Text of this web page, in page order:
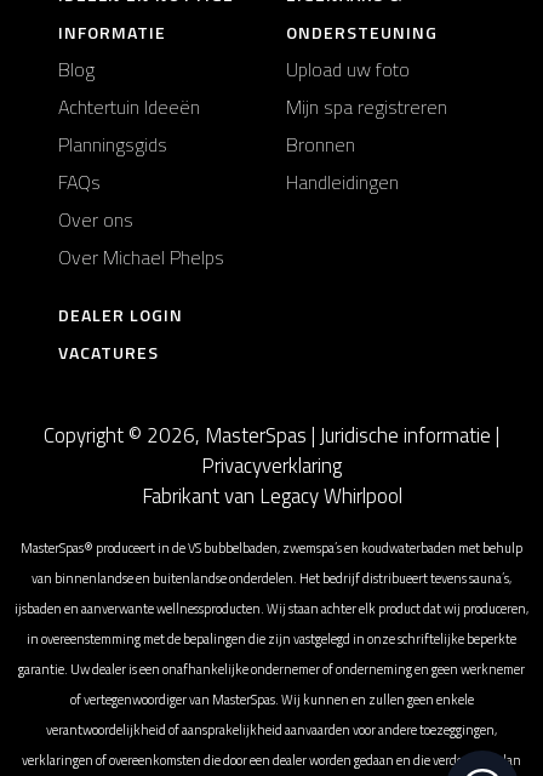
INFORMATIE
Blog
Achtertuin Ideeën
Planningsgids
FAQs
Over ons
Over Michael Phelps
ONDERSTEUNING
Upload uw foto
Mijn spa registreren
Bronnen
Handleidingen
DEALER LOGIN
VACATURES
Copyright © 2026, MasterSpas | Juridische informatie|
Privacyverklaring
Fabrikant van Legacy Whirlpool
MasterSpas® produceert in de VS bubbelbaden, zwemspa’s en koudwaterbaden met behulp
van binnenlandse en buitenlandse onderdelen. Het bedrijf distribueert tevens sauna’s,
ijsbaden en aanverwante wellnessproducten. Wij staan achter elk product dat wij produceren,
in overeenstemming met de bepalingen die zijn vastgelegd in onze schriftelijke beperkte
garantie. Uw dealer is een onafhankelijke ondernemer of onderneming en geen werknemer
of vertegenwoordiger van MasterSpas. Wij kunnen en zullen geen enkele
verantwoordelijkheid of aansprakelijkheid aanvaarden voor andere toezeggingen,
verklaringen of overeenkomsten die door een dealer worden gedaan en die verder gaan dan